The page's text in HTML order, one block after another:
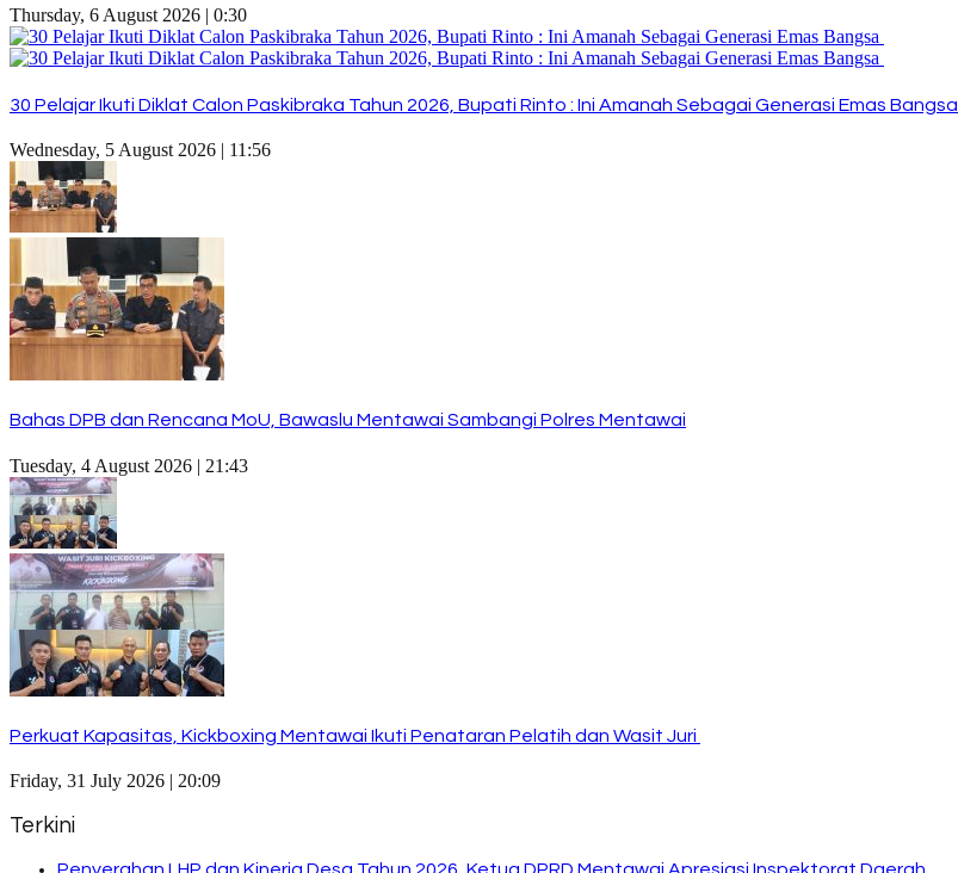
Thursday, 6 August 2026 | 0:30
30 Pelajar Ikuti Diklat Calon Paskibraka Tahun 2026, Bupati Rinto : Ini Amanah Sebagai Generasi Emas Bangsa
Wednesday, 5 August 2026 | 11:56
Bahas DPB dan Rencana MoU, Bawaslu Mentawai Sambangi Polres Mentawai
Tuesday, 4 August 2026 | 21:43
Perkuat Kapasitas, Kickboxing Mentawai Ikuti Penataran Pelatih dan Wasit Juri
Friday, 31 July 2026 | 20:09
Terkini
Penyerahan LHP dan Kinerja Desa Tahun 2026, Ketua DPRD Mentawai Apresiasi Inspektorat Daerah